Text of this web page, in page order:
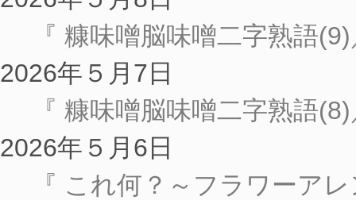
『 糠味噌脳味噌二字熟語
2026年５月7日
『 糠味噌脳味噌二字熟語
2026年５月6日
『 これ何？～フラワーア